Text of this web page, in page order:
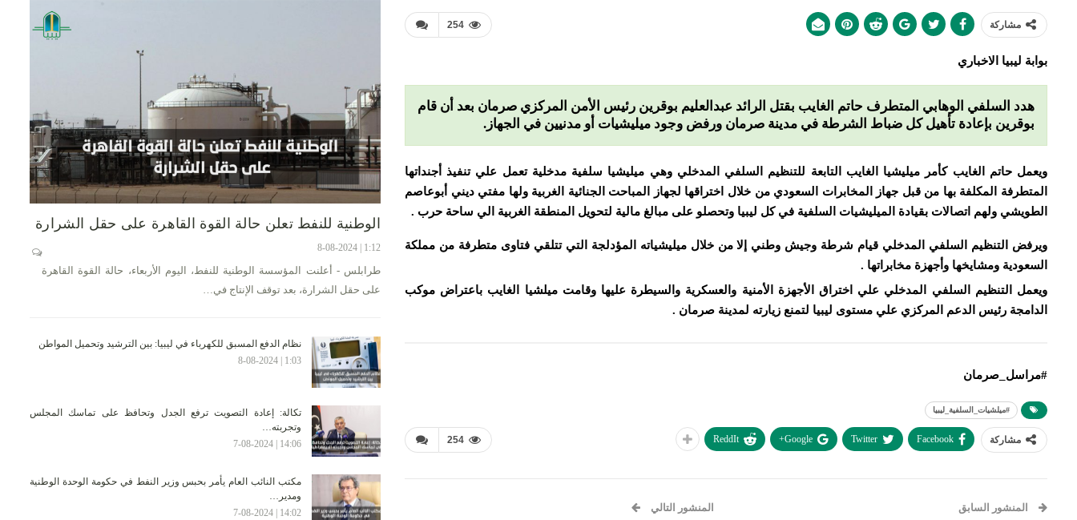
254 مشاركة
بوابة ليبيا الاخباري
هدد السلفي الوهابي المتطرف حاتم الغايب بقتل الرائد عبدالعليم بوقرين رئيس الأمن المركزي صرمان بعد أن قام
بوقرين بإعادة تأهيل كل ضباط الشرطة في مدينة صرمان ورفض وجود ميليشيات أو مدنيين في الجهاز.
ويعمل حاتم الغايب كأمر ميليشيا الغايب التابعة للتنظيم السلفي المدخلي وهي ميليشيا سلفية مدخلية تعمل علي تنفيذ أجنداتها
المتطرفة المكلفة بها من قبل جهاز المخابرات السعودي من خلال اختراقها لجهاز المباحت الجنائية الغربية ولها مفتي ديني أبوعاصم
الطويشي ولهم اتصالات بقيادة الميليشيات السلفية في كل ليبيا وتحصلو على مبالغ مالية لتحويل المنطقة الغربية الي ساحة حرب .
ويرفض التنظيم السلفي المدخلي قيام شرطة وجيش وطني إلا من خلال ميليشياته المؤدلجة التي تتلقي فتاوى متطرفة من مملكة
السعودية ومشايخها وأجهزة مخابراتها .
ويعمل التنظيم السلفي المدخلي علي اختراق الأجهزة الأمنية والعسكرية والسيطرة عليها وقامت ميلشيا الغايب باعتراض موكب
الدامجة رئيس الدعم المركزي علي مستوى ليبيا لتمنع زيارته لمدينة صرمان .
#مراسل_صرمان
#ميلشيات_السلفية_ليبيا
254 مشاركة Facebook
Twitter
Google+
ReddIt
المنشور السابق المنشور التالي
الوطنية للنفط تعلن حالة القوة القاهرة على حقل الشرارة
1:12 | 8-08-2024
طرابلس - أعلنت المؤسسة الوطنية للنفط، اليوم الأربعاء، حالة القوة القاهرة
على حقل الشرارة، بعد توقف الإنتاج في…
نظام الدفع المسبق للكهرباء في ليبيا: بين الترشيد وتحميل المواطن
1:03 | 8-08-2024
تكالة: إعادة التصويت ترفع الجدل وتحافظ على تماسك المجلس
وتجربته…
14:06 | 7-08-2024
مكتب النائب العام يأمر بحبس وزير النفط في حكومة الوحدة الوطنية
ومدير…
14:02 | 7-08-2024